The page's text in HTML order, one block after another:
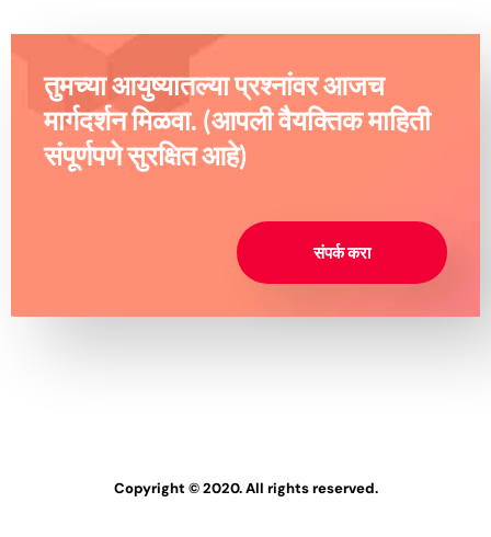
तुमच्या आयुष्यातल्या प्रश्नांवर आजच
मार्गदर्शन मिळवा. (आपली वैयक्तिक माहिती
संपूर्णपणे सुरक्षित आहे)
संपर्क करा
Copyright © 2020. All rights reserved.